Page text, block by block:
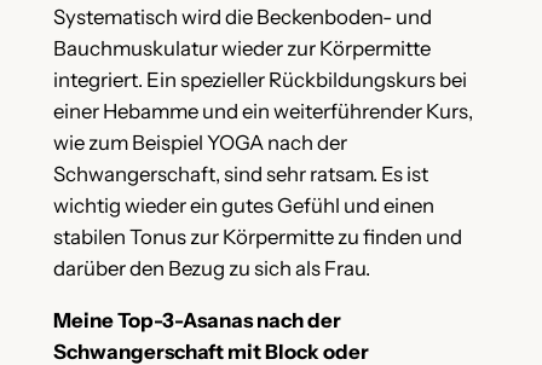
Systematisch wird die Beckenboden- und
Bauchmuskulatur wieder zur Körpermitte
integriert. Ein spezieller Rückbildungskurs bei
einer Hebamme und ein weiterführender Kurs,
wie zum Beispiel YOGA nach der
Schwangerschaft, sind sehr ratsam. Es ist
wichtig wieder ein gutes Gefühl und einen
stabilen Tonus zur Körpermitte zu finden und
darüber den Bezug zu sich als Frau.
Meine Top-3-Asanas nach der
Schwangerschaft mit Block oder